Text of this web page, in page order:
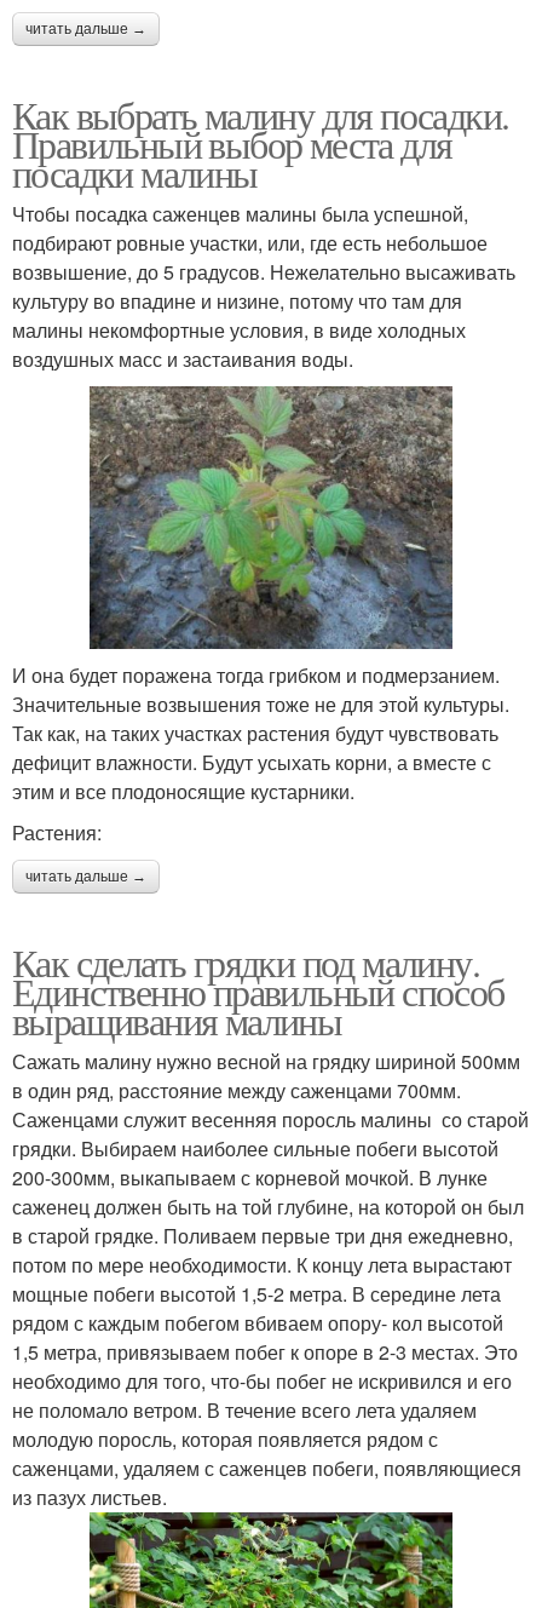
читать дальше →
Как выбрать малину для посадки.
Правильный выбор места для
посадки малины
Чтобы посадка саженцев малины была успешной,
подбирают ровные участки, или, где есть небольшое
возвышение, до 5 градусов. Нежелательно высаживать
культуру во впадине и низине, потому что там для
малины некомфортные условия, в виде холодных
воздушных масс и застаивания воды.
И она будет поражена тогда грибком и подмерзанием.
Значительные возвышения тоже не для этой культуры.
Так как, на таких участках растения будут чувствовать
дефицит влажности. Будут усыхать корни, а вместе с
этим и все плодоносящие кустарники.
Растения:
читать дальше →
Как сделать грядки под малину.
Единственно правильный способ
выращивания малины
Сажать малину нужно весной на грядку шириной 500мм
в один ряд, расстояние между саженцами 700мм.
Саженцами служит весенняя поросль малины со старой
грядки. Выбираем наиболее сильные побеги высотой
200-300мм, выкапываем с корневой мочкой. В лунке
саженец должен быть на той глубине, на которой он был
в старой грядке. Поливаем первые три дня ежедневно,
потом по мере необходимости. К концу лета вырастают
мощные побеги высотой 1,5-2 метра. В середине лета
рядом с каждым побегом вбиваем опору- кол высотой
1,5 метра, привязываем побег к опоре в 2-3 местах. Это
необходимо для того, что-бы побег не искривился и его
не поломало ветром. В течение всего лета удаляем
молодую поросль, которая появляется рядом с
саженцами, удаляем с саженцев побеги, появляющиеся
из пазух листьев.